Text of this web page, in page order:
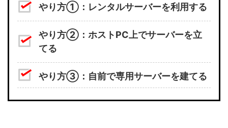
やり方①：レンタルサーバーを利用する
やり方②：ホストPC上でサーバーを立
てる
やり方③：自前で専用サーバーを建てる